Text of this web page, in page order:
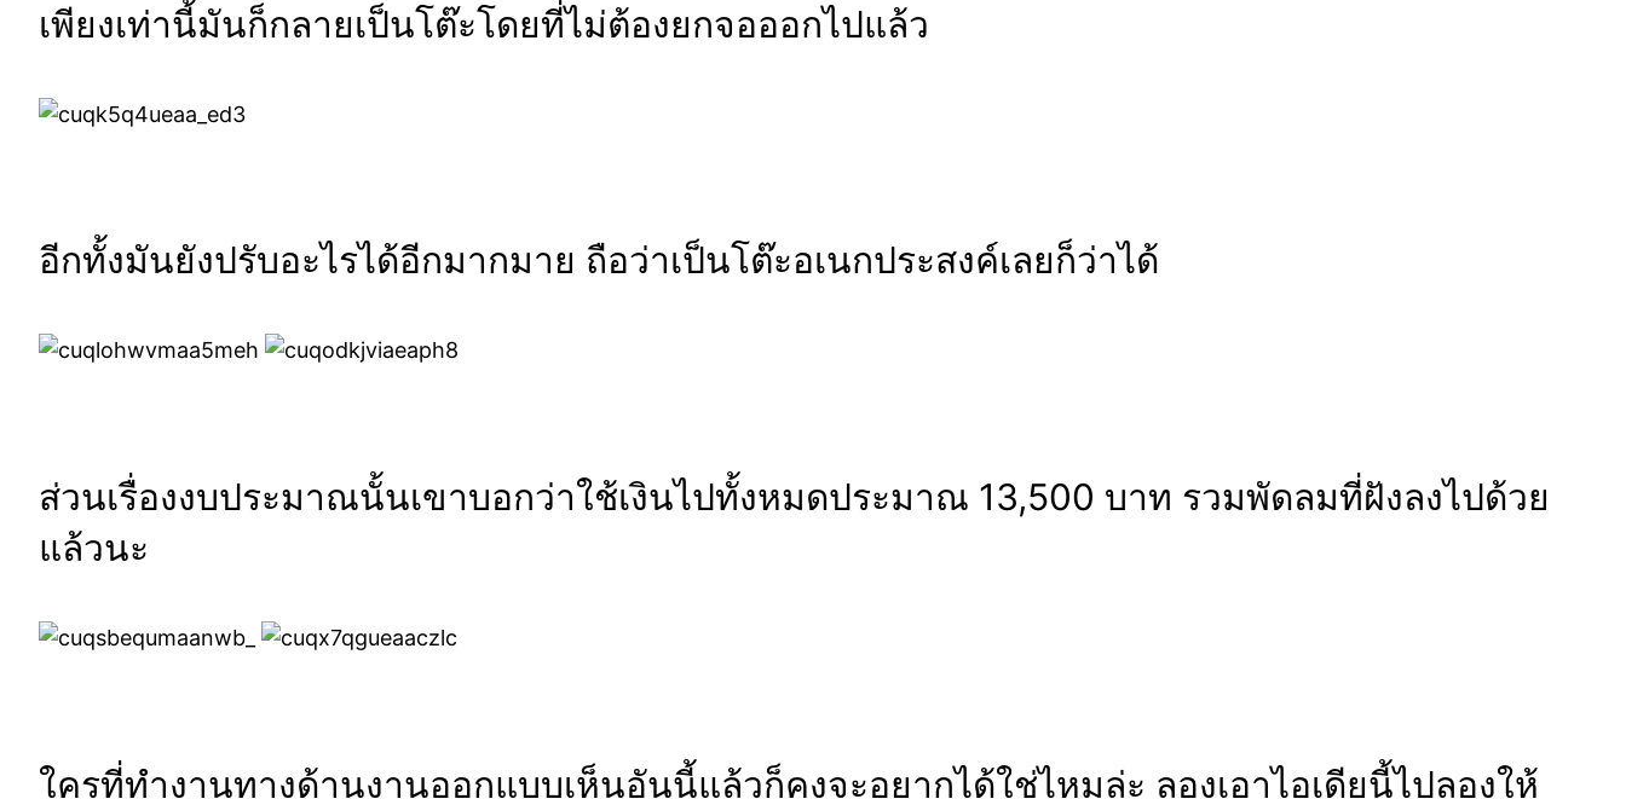
เพียงเท่านี้มันก็กลายเป็นโต๊ะโดยที่ไม่ต้องยกจอออกไปแล้ว
อีกทั้งมันยังปรับอะไรได้อีกมากมาย ถือว่าเป็นโต๊ะอเนกประสงค์เลยก็ว่าได้
ส่วนเรื่องงบประมาณนั้นเขาบอกว่าใช้เงินไปทั้งหมดประมาณ 13,500 บาท รวมพัดลมที่ฝังลงไปด้วย
แล้วนะ
ใครที่ทำงานทางด้านงานออกแบบเห็นอันนี้แล้วก็คงจะอยากได้ใช่ไหมล่ะ ลองเอาไอเดียนี้ไปลองให้